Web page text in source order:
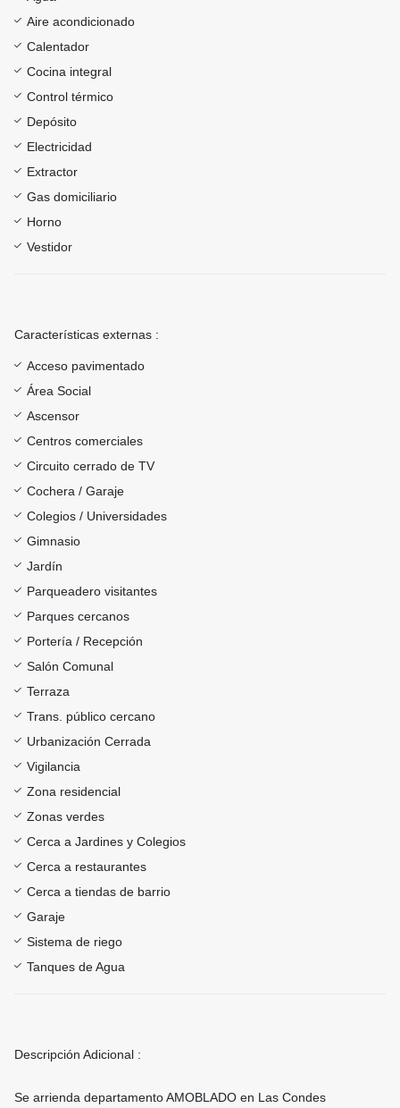
Aire acondicionado
Calentador
Cocina integral
Control térmico
Depósito
Electricidad
Extractor
Gas domiciliario
Horno
Vestidor
Características externas :
Acceso pavimentado
Área Social
Ascensor
Centros comerciales
Circuito cerrado de TV
Cochera / Garaje
Colegios / Universidades
Gimnasio
Jardín
Parqueadero visitantes
Parques cercanos
Portería / Recepción
Salón Comunal
Terraza
Trans. público cercano
Urbanización Cerrada
Vigilancia
Zona residencial
Zonas verdes
Cerca a Jardines y Colegios
Cerca a restaurantes
Cerca a tiendas de barrio
Garaje
Sistema de riego
Tanques de Agua
Descripción Adicional :
Se arrienda departamento AMOBLADO en Las Condes